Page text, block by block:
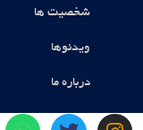
شخصیت ها
ویدئوها
درباره ما
I
T
W